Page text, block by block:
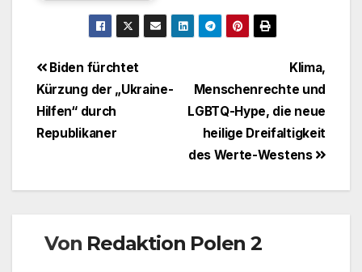
Beitragsnavigation
Klima,
Menschenrechte und
LGBTQ-Hype, die neue
heilige Dreifaltigkeit
des Werte-Westens
Biden fürchtet
Kürzung der „Ukraine-
Hilfen“ durch
Republikaner
Von Redaktion Polen 2